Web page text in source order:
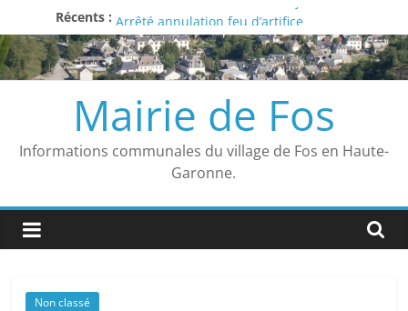
au
contenu
Récents :
Liste des délibérations du 27 juin 2026
Arrêté annulation feu d’artifice
Avis
Vigilance ROUGE
Arrêté municipal
Mairie de Fos
Informations communales du village de Fos en Haute-
Garonne.
Non classé